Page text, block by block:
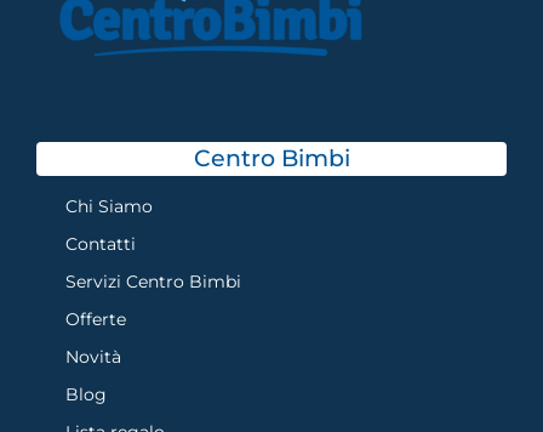
Centro Bimbi
Chi Siamo
Contatti
Servizi Centro Bimbi
Offerte
Novità
Blog